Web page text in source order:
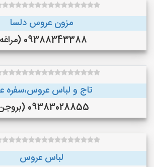
مزون عروس دلسا
09388343388 (مراغه)
تاج و لباس عروس،سفره
09383028855 (بروجن)
لباس عروس